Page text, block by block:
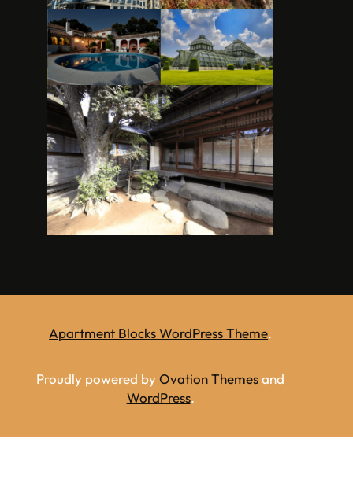
Apartment Blocks WordPress Theme.
Proudly powered byOvation Themesand
WordPress.